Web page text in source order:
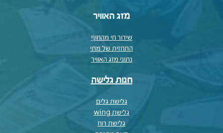
מזג האוויר
שידור חי מהחוף
התחזית של מתי
נתוני מזג האוויר
חנות גלישה
גלישת גלים
גלישת wing
גלישת רוח